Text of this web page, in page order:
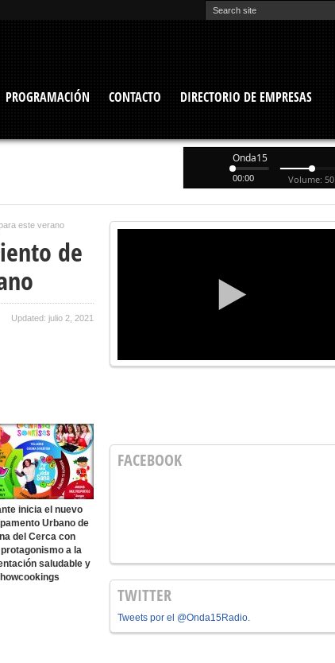
PROGRAMACIÓN CONTACTO
DIRECTORIO DE EMPRESAS
Onda15
00:00 Volume: 50
este verano
de
Updated: julio 2, 2021
inicia el nuevo
Urbano de
del Cerca con
a la
saludable y
FACEBOOK
TWITTER
Tweets por el @Onda15Radio.